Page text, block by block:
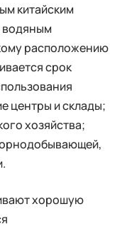
китайским
водяным
расположению
срок
центры и склады;
хозяйства;
хорошую